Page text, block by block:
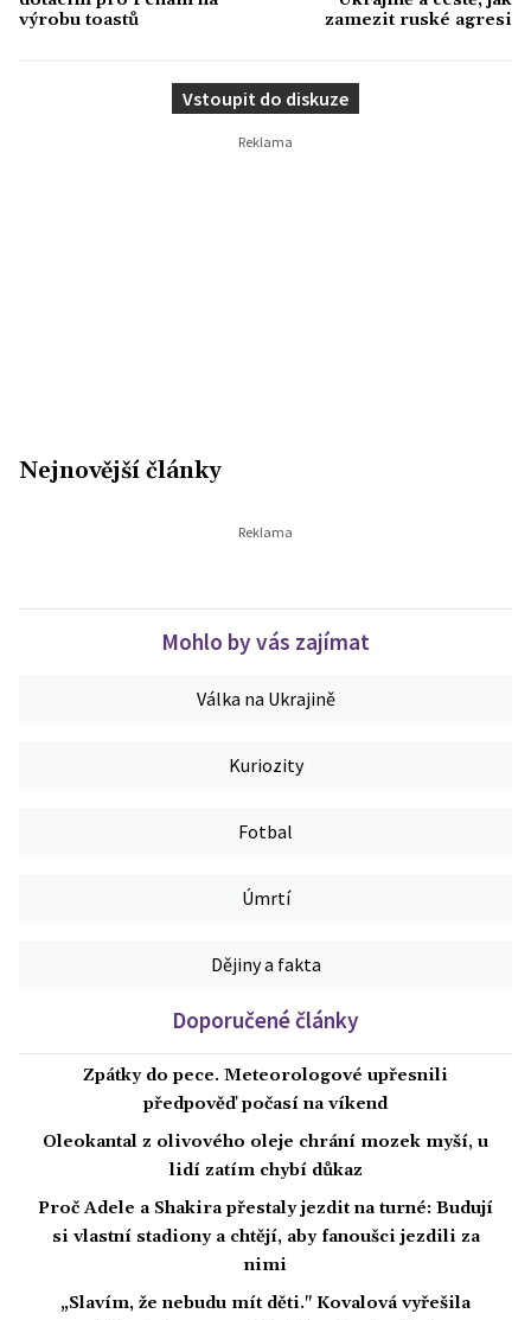
výrobu toastů
zamezit ruské agresi
Vstoupit do diskuze
Nejnovější články
Mohlo by vás zajímat
Válka na Ukrajině
Kuriozity
Fotbal
Úmrtí
Dějiny a fakta
Doporučené články
Zpátky do pece. Meteorologové upřesnili
předpověď počasí na víkend
Oleokantal z olivového oleje chrání mozek myší, u
lidí zatím chybí důkaz
Proč Adele a Shakira přestaly jezdit na turné: Budují
si vlastní stadiony a chtějí, aby fanoušci jezdili za
nimi
„Slavím, že nebudu mít děti." Kovalová vyřešila